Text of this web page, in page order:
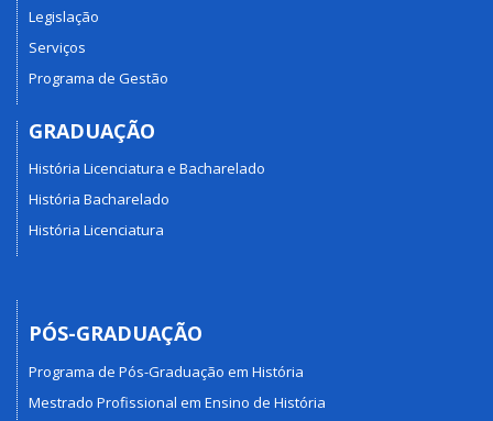
Legislação
Serviços
Programa de Gestão
GRADUAÇÃO
História Licenciatura e Bacharelado
História Bacharelado
História Licenciatura
PÓS-GRADUAÇÃO
Programa de Pós-Graduação em História
Mestrado Profissional em Ensino de História